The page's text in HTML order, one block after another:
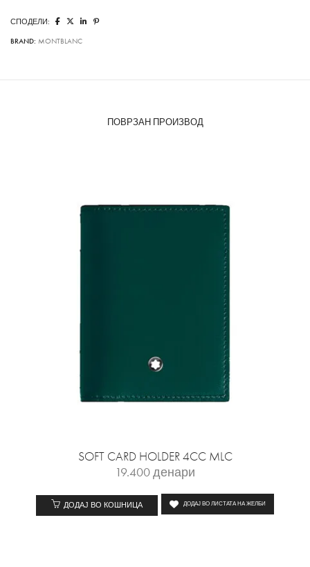
СПОДЕЛИ:
BRAND: MONTBLANC
ПОВРЗАН ПРОИЗВОД
SOFT CARD HOLDER 4CC MLC
19.400денари
ДОДАЈ ВО КОШНИЦА ДОДАЈ ВО ЛИСТАТА НА ЖЕЛБИ